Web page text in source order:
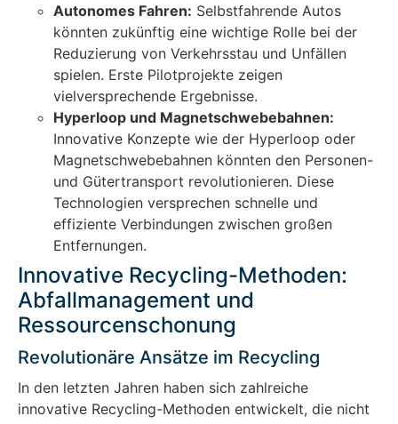
Autonomes Fahren: Selbstfahrende Autos
könnten zukünftig eine wichtige Rolle bei der
Reduzierung von Verkehrsstau und Unfällen
spielen. Erste Pilotprojekte zeigen
vielversprechende Ergebnisse.
Hyperloop und Magnetschwebebahnen:
Innovative Konzepte wie der Hyperloop oder
Magnetschwebebahnen könnten den Personen-
und Gütertransport revolutionieren. Diese
Technologien versprechen schnelle und
effiziente Verbindungen zwischen großen
Entfernungen.
Innovative Recycling-Methoden:
Abfallmanagement und
Ressourcenschonung
Revolutionäre Ansätze im Recycling
In den letzten Jahren haben sich zahlreiche
innovative Recycling-Methoden entwickelt, die nicht